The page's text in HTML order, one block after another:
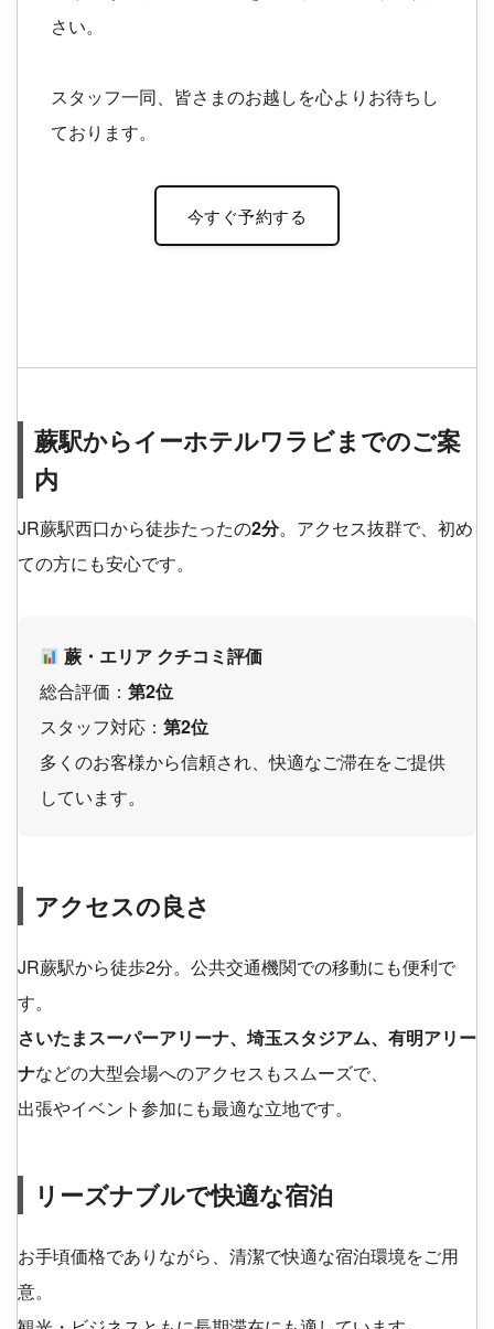
さい。
スタッフ一同、皆さまのお越しを心よりお待ちし
ております。
今すぐ予約する
蕨駅からイーホテルワラビまでのご案
内
JR蕨駅西口から徒歩たったの2分。アクセス抜群で、初め
ての方にも安心です。
蕨・エリア クチコミ評価
総合評価： 第2位
スタッフ対応： 第2位
多くのお客様から信頼され、快適なご滞在をご提供
しています。
アクセスの良さ
JR蕨駅から徒歩2分。公共交通機関での移動にも便利で
す。
さいたまスーパーアリーナ、埼玉スタジアム、有明アリー
ナなどの大型会場へのアクセスもスムーズで、
出張やイベント参加にも最適な立地です。
リーズナブルで快適な宿泊
お手頃価格でありながら、清潔で快適な宿泊環境をご用
意。